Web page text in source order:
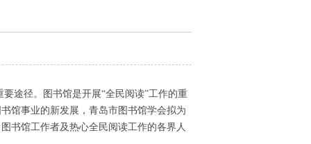
途径。图书馆是开展“全民阅读”工作的重
馆事业的新发展，青岛市图书馆学会拟为
书馆工作者及热心全民阅读工作的各界人